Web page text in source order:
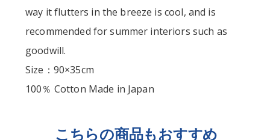
way it flutters in the breeze is cool, and is
recommended for summer interiors such as
goodwill.
Size：90×35cm
100％ Cotton Made in Japan